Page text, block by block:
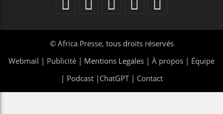
© Africa Presse, tous droits réservés
Webmail | Publicité | Mentions Legales | À propos | Équipe
| Podcast| ChatGPT| Contact